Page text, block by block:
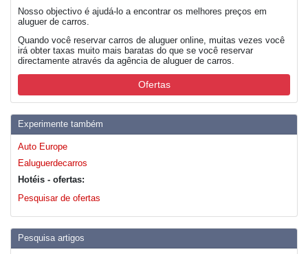
Nosso objectivo é ajudá-lo a encontrar os melhores preços em
aluguer de carros.
Quando você reservar carros de aluguer online, muitas vezes você
irá obter taxas muito mais baratas do que se você reservar
directamente através da agência de aluguer de carros.
Ofertas
Experimente também
Auto Europe
Ealuguerdecarros
Hotéis - ofertas:
Pesquisar de ofertas
Pesquisa artigos